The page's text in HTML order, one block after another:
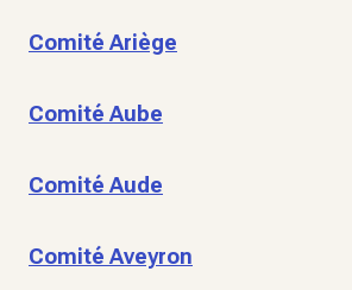
Comité Ariège
Comité Aube
Comité Aude
Comité Aveyron